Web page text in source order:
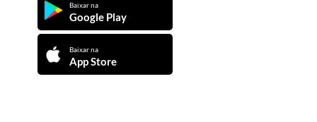
Baixar na
Google Play
Baixar na
App Store